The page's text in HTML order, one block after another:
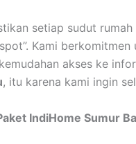
setiap sudut
Kami
akses ke
, itu karena kami ingin
IndiHome Sumur